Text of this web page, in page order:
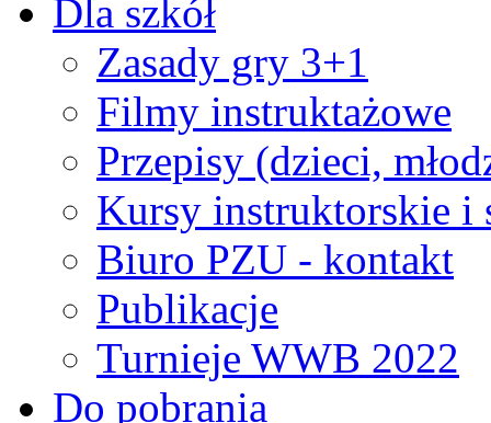
Dla szkół
Zasady gry 3+1
Filmy instruktażowe
Przepisy (dzieci,
Kursy instruktorskie i
Biuro PZU - kontakt
Publikacje
Turnieje WWB 2022
Do pobrania